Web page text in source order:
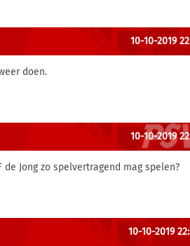
10-10-2019
doen.
10-10-2019
Jong zo spelvertragend mag spelen?
10-10-2019